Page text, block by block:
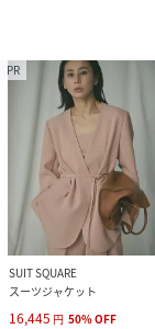
PR
SUIT SQUARE
スーツジャケット
16,445 円 50%OFF